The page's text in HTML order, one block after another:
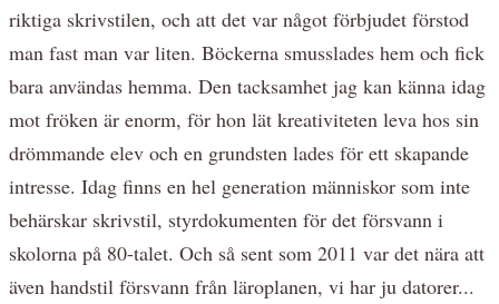
riktiga skrivstilen, och att det var något förbjudet förstod
man fast man var liten. Böckerna smusslades hem och fick
bara användas hemma. Den tacksamhet jag kan känna idag
mot fröken är enorm, för hon lät kreativiteten leva hos sin
drömmande elev och en grundsten lades för ett skapande
intresse. Idag finns en hel generation människor som inte
behärskar skrivstil, styrdokumenten för det försvann i
skolorna på 80-talet. Och så sent som 2011 var det nära att
även handstil försvann från läroplanen, vi har ju datorer...